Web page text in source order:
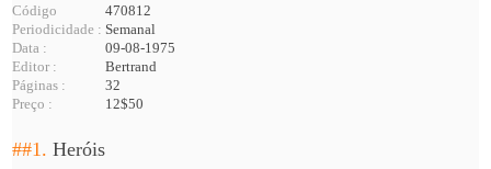
Código
470812
Periodicidade : Semanal
Data :
09-08-1975
Editor :
Bertrand
Páginas :
32
Preço :
12$50
##1.Heróis